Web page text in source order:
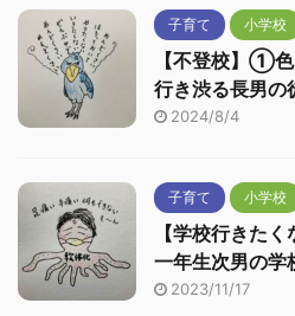
子育て 小学校
【不登校】①
行き渋る長男の
2024/8/4
子育て 小学校
【学校行きた
一年生次男の学
2023/11/17